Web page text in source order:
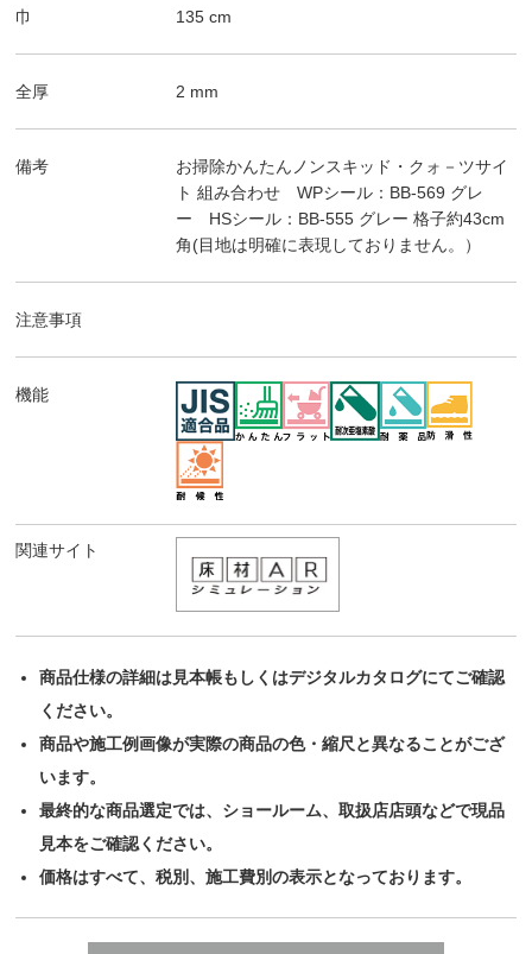
巾 135 cm
全厚 2 mm
備考
お掃除かんたんノンスキッド・クォ－ツサイ
ト 組み合わせ WPシール：BB-569 グレ
ー HSシール：BB-555 グレー 格子約43cm
角(目地は明確に表現しておりません。）
注意事項
機能
関連サイト
商品仕様の詳細は見本帳もしくはデジタルカタログにてご確認
ください。
商品や施工例画像が実際の商品の色・縮尺と異なることがござ
います。
最終的な商品選定では、ショールーム、取扱店店頭などで現品
見本をご確認ください。
価格はすべて、税別、施工費別の表示となっております。